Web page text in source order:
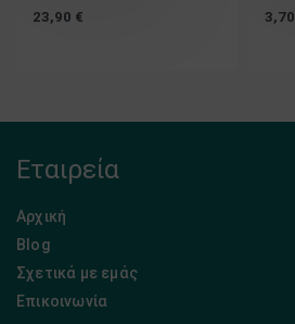
23,90 € 3,70
Εταιρεία
Αρχική
Blog
Σχετικά με εμάς
Επικοινωνία